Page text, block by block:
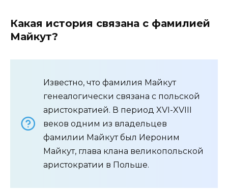
Какая история связана с фамилией
Майкут?
Известно, что фамилия Майкут
генеалогически связана с польской
аристократией. В период XVI-XVIII
веков одним из владельцев
фамилии Майкут был Иероним
Майкут, глава клана великопольской
аристократии в Польше.